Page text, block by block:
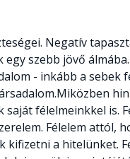
Negatív
szebb jövő
- inkább a sebek
félelmeinkkel is.
Félelem attól,
kifizetni a hitelünket.